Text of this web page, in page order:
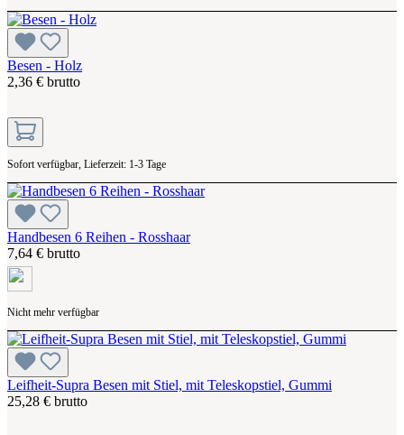
Besen - Holz
2,36 € brutto
Sofort verfügbar, Lieferzeit: 1-3 Tage
Handbesen 6 Reihen - Rosshaar
7,64 € brutto
Nicht mehr verfügbar
Leifheit-Supra Besen mit Stiel, mit Teleskopstiel, Gummi
25,28 € brutto